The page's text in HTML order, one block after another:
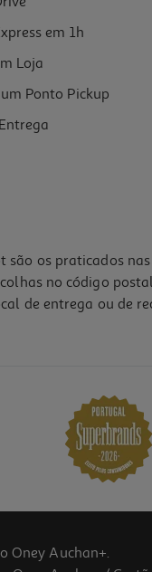
em 1h
Loja
Ponto Pickup
os praticados
no código
de entrega ou
Oney Auchan+.